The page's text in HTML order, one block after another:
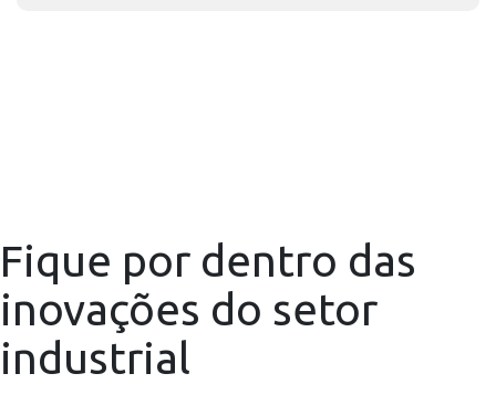
Fique por dentro das
inovações do setor
industrial